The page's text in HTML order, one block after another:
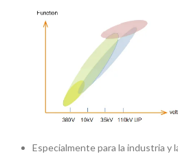
Especialmente para la industria y